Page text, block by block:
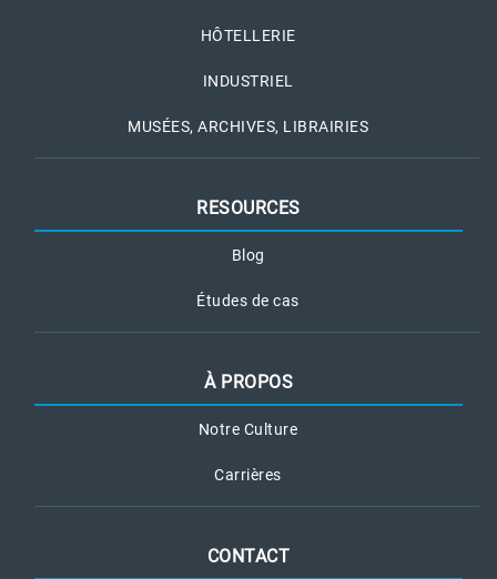
HÔTELLERIE
INDUSTRIEL
MUSÉES, ARCHIVES, LIBRAIRIES
RESOURCES
Blog
Études de cas
À PROPOS
Notre Culture
Carrières
CONTACT